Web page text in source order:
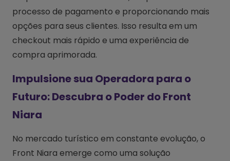
processo de pagamento e proporcionando mais
opções para seus clientes. Isso resulta em um
checkout mais rápido e uma experiência de
compra aprimorada.
Impulsione sua Operadora para o
Futuro: Descubra o Poder do Front
Niara
No mercado turístico em constante evolução, o
Front Niara emerge como uma solução